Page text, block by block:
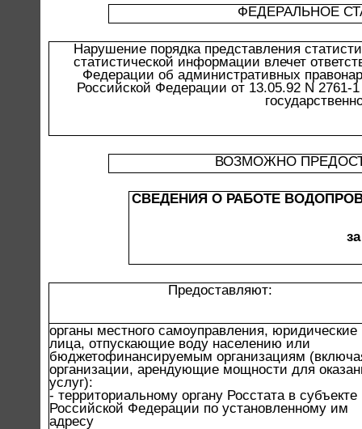
ФЕДЕРАЛЬНОЕ
Нарушение порядка представления
статистической информации влечет
Федерации об административных
Российской Федерации от 13.05.92 N 2761-
ВОЗМОЖНО
СВЕДЕНИЯ О РАБОТЕ
за
Предоставляют:
органы местного самоуправления, юридические
лица, отпускающие воду населению или
бюджетофинансируемым организациям
организации, арендующие мощности для
услуг):
- территориальному органу Росстата в субъекте
Российской Федерации по установленному им
адресу